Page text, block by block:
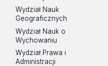
Wydział Nauk
Geograficznych
Wydział Nauk o
Wychowaniu
Wydział Prawa i
Administracji